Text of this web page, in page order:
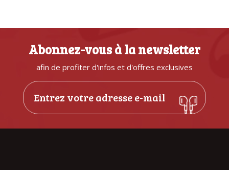
Abonnez-vous à la newsletter
afin de profiter d'infos et d'offres exclusives